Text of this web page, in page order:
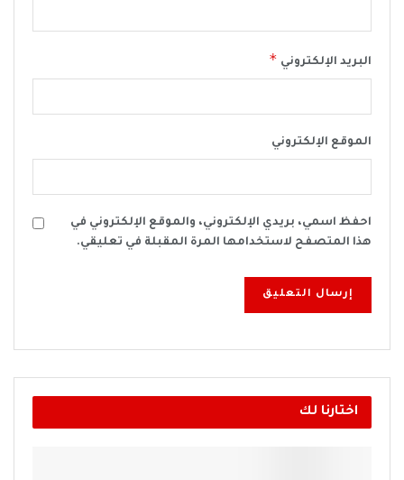
البريد الإلكتروني *
الموقع الإلكتروني
احفظ اسمي، بريدي الإلكتروني، والموقع الإلكتروني في
هذا المتصفح لاستخدامها المرة المقبلة في تعليقي.
اختارنا لك